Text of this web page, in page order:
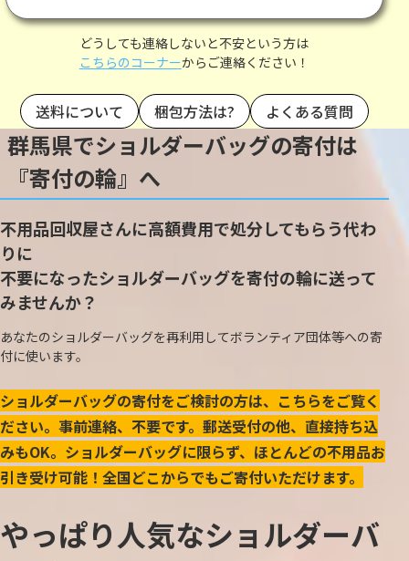
どうしても連絡しないと不安という方は
こちらのコーナーからご連絡ください！
送料について 梱包方法は? よくある質問
群馬県でショルダーバッグの寄付は
『寄付の輪』へ
不用品回収屋さんに高額費用で処分してもらう代わ
りに
不要になったショルダーバッグを寄付の輪に送って
みませんか？
あなたのショルダーバッグを再利用してボランティア団体等への寄
付に使います。
ショルダーバッグの寄付をご検討の方は、こちらをご覧く
ださい。事前連絡、不要です。郵送受付の他、直接持ち込
みもOK。ショルダーバッグに限らず、ほとんどの不用品お
引き受け可能！全国どこからでもご寄付いただけます。
やっぱり人気なショルダーバ